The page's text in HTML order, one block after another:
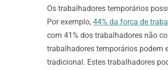
Os trabalhadores temporários
Por exemplo, 44% da força de
com 41% dos trabalhadores não
trabalhadores temporários podem
tradicional. Estes trabalhadores